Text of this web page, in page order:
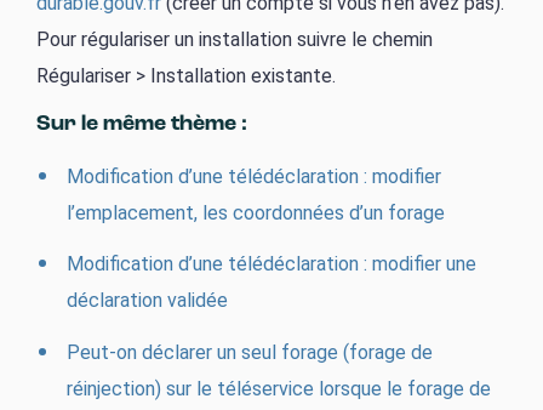
Pour régulariser un installation suivre le chemin
Régulariser > Installation existante.
Sur le même thème :
Modification d’une télédéclaration : modifier
l’emplacement, les coordonnées d’un forage
Modification d’une télédéclaration : modifier une
déclaration validée
Peut-on déclarer un seul forage (forage de
réinjection) sur le téléservice lorsque le forage de